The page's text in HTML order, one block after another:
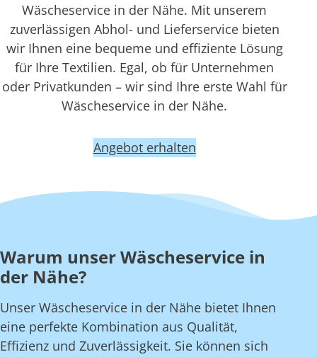
Wäscheservice in der Nähe. Mit unserem
zuverlässigen Abhol- und Lieferservice bieten
wir Ihnen eine bequeme und effiziente Lösung
für Ihre Textilien. Egal, ob für Unternehmen
oder Privatkunden – wir sind Ihre erste Wahl für
Wäscheservice in der Nähe.
Angebot erhalten
Warum unser Wäscheservice in
der Nähe?
Unser Wäscheservice in der Nähe bietet Ihnen
eine perfekte Kombination aus Qualität,
Effizienz und Zuverlässigkeit. Sie können sich